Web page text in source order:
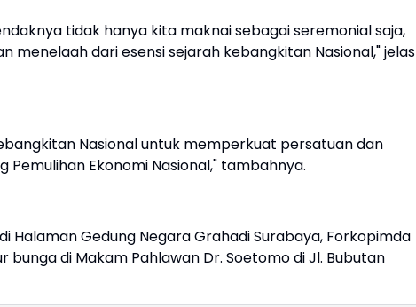
tidak hanya kita maknai sebagai seremonial saja,
menelaah dari esensi sejarah kebangkitan Nasional," jelas
Nasional untuk memperkuat persatuan dan
Ekonomi Nasional," tambahnya.
Halaman Gedung Negara Grahadi Surabaya, Forkopimda
di Makam Pahlawan Dr. Soetomo di Jl. Bubutan